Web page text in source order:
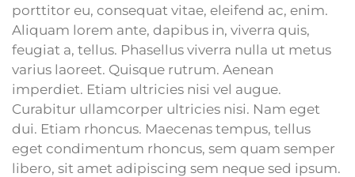
porttitor eu, consequat vitae, eleifend ac, enim.
Aliquam lorem ante, dapibus in, viverra quis,
feugiat a, tellus. Phasellus viverra nulla ut metus
varius laoreet. Quisque rutrum. Aenean
imperdiet. Etiam ultricies nisi vel augue.
Curabitur ullamcorper ultricies nisi. Nam eget
dui. Etiam rhoncus. Maecenas tempus, tellus
eget condimentum rhoncus, sem quam semper
libero, sit amet adipiscing sem neque sed ipsum.